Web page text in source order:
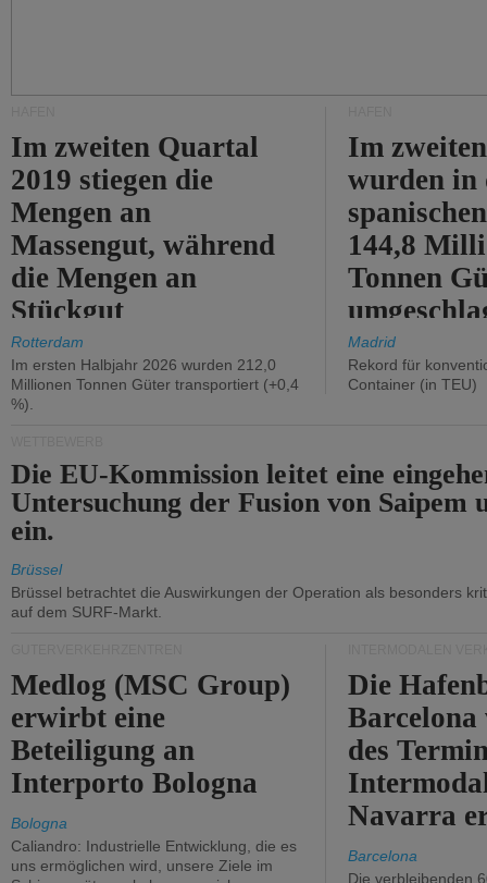
Im zweiten Quartal
2019 stiegen die
Mengen an
Massengut, während
die Mengen an
Stückgut
zurückgingen.
Rotterdam
Im ersten Halbjahr 2026 wurden 212,0
Millionen Tonnen Güter transportiert (+0,4
%).
Im
wurden in
144,8
Tonnen
%).
Madrid
Rekord für
Container (in TEU)
Die EU-Kommission leitet eine
Untersuchung der Fusion von Saipem
ein.
Brüssel
Brüssel betrachtet die Auswirkungen der Operation als besonders
auf dem SURF-Markt.
Medlog (MSC Group)
erwirbt eine
Beteiligung an
Interporto Bologna
Bologna
Caliandro: Industrielle Entwicklung, die es
uns ermöglichen wird, unsere Ziele im
Die
des
Navarra
Barcelona
Die verbleibenden